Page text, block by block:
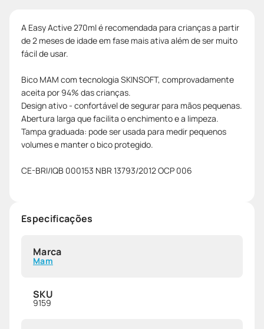
A Easy Active 270ml é recomendada para crianças a partir
de 2 meses de idade em fase mais ativa além de ser muito
fácil de usar.
Bico MAM com tecnologia SKINSOFT, comprovadamente
aceita por 94% das crianças.
Design ativo - confortável de segurar para mãos pequenas.
Abertura larga que facilita o enchimento e a limpeza.
Tampa graduada: pode ser usada para medir pequenos
volumes e manter o bico protegido.
CE-BRI/IQB 000153 NBR 13793/2012 OCP 006
Especificações
Marca
Mam
SKU
9159